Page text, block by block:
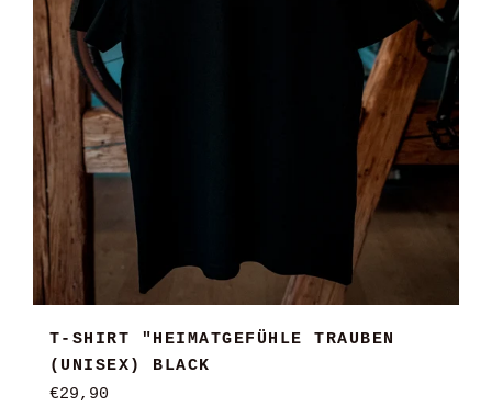
T-SHIRT "HEIMATGEFÜHLE TRAUBEN
(UNISEX) BLACK
Normaler
€29,90